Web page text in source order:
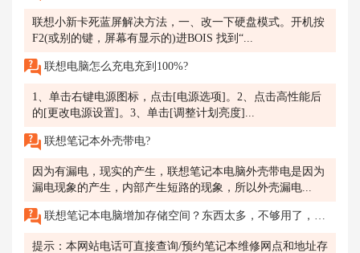
联想小新卡死蓝屏解决方法，一、改一下硬盘模式。开机按
F2(或别的键，屏幕有显示的)进BOIS 找到“...
联想电脑怎么充电充到100%?
1、单击右键电源图标，点击[电源选项]。2、点击高性能后
的[更改电源设置]。3、单击[调整计划亮度]...
联想笔记本外壳带电?
因为有漏电，现实的产生，联想笔记本电脑外壳带电是因为
漏电现象的产生，内部产生短路的现象，所以外壳漏电...
联想笔记本电脑增加存储空间？东西太多，不够用了，苏州在哪里可以维修电脑？可以打客服电话了解吗？
提示：本网站电话可直接查询/预约笔记本维修网点和地址存